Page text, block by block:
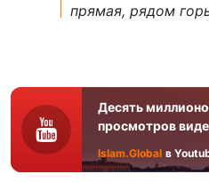
прямая, рядом
Десять
просмотров
Islam.Global в